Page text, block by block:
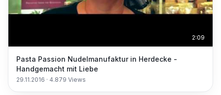
2:09
Pasta Passion Nudelmanufaktur in Herdecke -
Handgemacht mit Liebe
29.11.2016 · 4.879 Views